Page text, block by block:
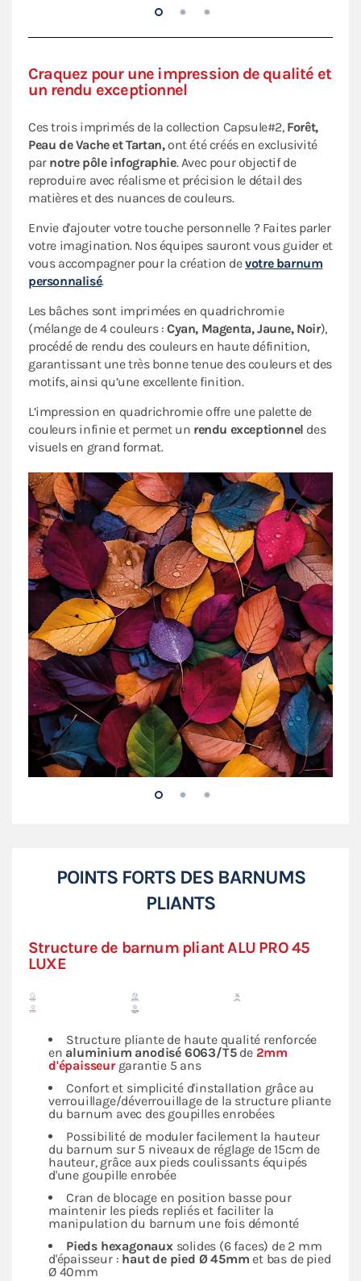
vos besoins et votre budget: le barnum et sa bâche de
trois murs pleins et un mur avec porte).
Si vous souhaitez seulement vous équiper des bâches
de toit et murs, contactez notre service commercial au
Craquez pour une impression de qualité et
un rendu exceptionnel
Ces trois imprimés de la collection Capsule#2, Forêt,
Peau de Vache et Tartan,ont été créés en exclusivité
par notre pôle infographie. Avec pour objectif de
reproduire avec réalisme et précision le détail des
matières et des nuances de couleurs.
Envie d'ajouter votre touche personnelle ? Faites parler
votre imagination. Nos équipes sauront vous guider et
vous accompagner pour la création devotre barnum
personnalisé.
Les bâches sont imprimées en quadrichromie
(mélange de 4 couleurs : Cyan, Magenta, Jaune, Noir),
procédé de rendu des couleurs en haute définition,
garantissant une très bonne tenue des couleurs et des
motifs, ainsi qu’une excellente finition.
L’impression en quadrichromie offre une palette de
couleurs infinie et permet un rendu exceptionnel des
visuels en grand format.
POINTS FORTS DES BARNUMS
PLIANTS
Structure de barnum pliant ALU PRO 45
LUXE
Structure pliante de haute qualité renforcée
en aluminium anodisé 6063/T5de 2mm
d'épaisseurgarantie 5 ans
Confort et simplicité d'installation grâce au
verrouillage/déverrouillage de la structure pliante
du barnum avec des goupilles enrobées
Possibilité de moduler facilement la hauteur
du barnum sur 5 niveaux de réglage de 15cm de
hauteur, grâce aux pieds coulissants équipés
d'une goupille enrobée
Cran de blocage en position basse pour
maintenir les pieds repliés et faciliter la
manipulation du barnum une fois démonté
Pieds hexagonauxsolides (6 faces) de 2 mm
d'épaisseur : haut de pied Ø 45mm et bas de pied
Ø 40mm